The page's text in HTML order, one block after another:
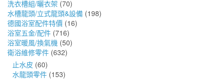
洗衣槽組/曬衣架 (70)
水槽龍頭/立式龍頭&設備 (198)
德國浴室配件特價 (16)
浴室五金/配件 (716)
浴室暖風/換氣機 (50)
衛浴維修零件 (632)
止水皮 (60)
水龍頭零件 (153)